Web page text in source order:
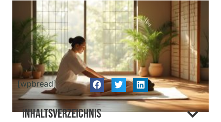
[wpbread]
Inhaltsverzeichnis